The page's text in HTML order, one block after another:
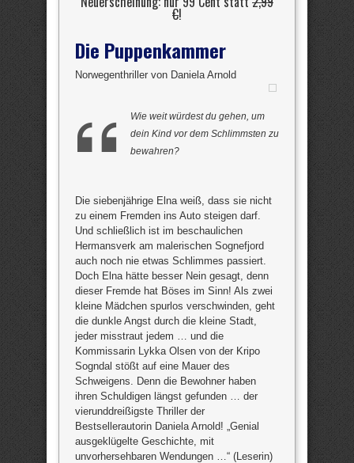
€!
Die Puppenkammer
Norwegenthriller von Daniela Arnold
Wie weit würdest du gehen, um
dein Kind vor dem Schlimmsten zu
bewahren?
Die siebenjährige Elna weiß, dass sie nicht
zu einem Fremden ins Auto steigen darf.
Und schließlich ist im beschaulichen
Hermansverk am malerischen Sognefjord
auch noch nie etwas Schlimmes passiert.
Doch Elna hätte besser Nein gesagt, denn
dieser Fremde hat Böses im Sinn! Als zwei
kleine Mädchen spurlos verschwinden, geht
die dunkle Angst durch die kleine Stadt,
jeder misstraut jedem … und die
Kommissarin Lykka Olsen von der Kripo
Sogndal stößt auf eine Mauer des
Schweigens. Denn die Bewohner haben
ihren Schuldigen längst gefunden … der
vierunddreißigste Thriller der
Bestsellerautorin Daniela Arnold! „Genial
ausgeklügelte Geschichte, mit
unvorhersehbaren Wendungen …“ (Leserin)